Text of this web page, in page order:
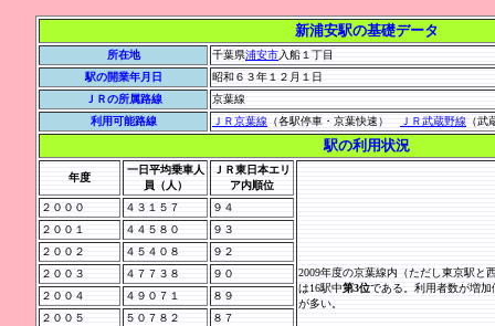
新浦安駅の基礎データ
所在地 千葉県浦安市入船１丁目
駅の開業年月日
昭和６３年１２月１日
ＪＲの所属路線
京葉線
利用可能路線
ＪＲ京葉線 （各駅停車・京葉快速） ＪＲ武蔵野線 （武
駅の利用状況
年度
一日平均乗車人
員（人）
ＪＲ東日本エリ
ア内順位
2009年度の京葉線内（ただし東京駅と
は16駅中第3位である。利用者数が増
が多い。
２０００ ４３１５７
９４
２００１
４４５８０
９３
２００２
４５４０８
９２
２００３
４７７３８
９０
２００４
４９０７１
８９
２００５
５０７８２
８７